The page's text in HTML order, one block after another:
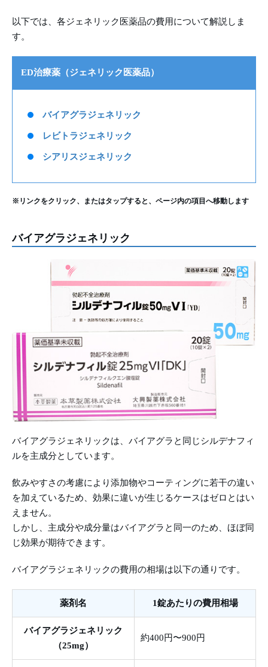
以下では、各ジェネリック医薬品の費用について解説しま
す。
ED治療薬（ジェネリック医薬品）
バイアグラジェネリック
レビトラジェネリック
シアリスジェネリック
※リンクをクリック、またはタップすると、ページ内の項目へ移動します
バイアグラジェネリック
バイアグラジェネリックは、バイアグラと同じシルデナフィ
ルを主成分としています。
飲みやすさの考慮により添加物やコーティングに若干の違い
を加えているため、効果に違いが生じるケースはゼロとはい
えません。
しかし、主成分や成分量はバイアグラと同一のため、ほぼ同
じ効果が期待できます。
バイアグラジェネリックの費用の相場は以下の通りです。
薬剤名 1錠あたりの費用相場
バイアグラジェネリック
（25mg）
約400円〜900円